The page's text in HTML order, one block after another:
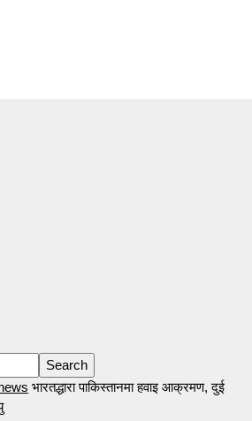
भारतद्धारा पाकिस्तानमा हवाइ आक्रमण, दुई